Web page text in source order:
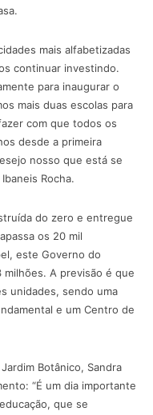
mais alfabetizadas
continuar investindo.
para inaugurar o
mais duas escolas para
com que todos os
desde a primeira
nosso que está se
Rocha.
do zero e entregue
os 20 mil
este Governo do
milhões. A previsão é que
unidades, sendo uma
e um Centro de
Botânico, Sandra
“É um dia importante
que se